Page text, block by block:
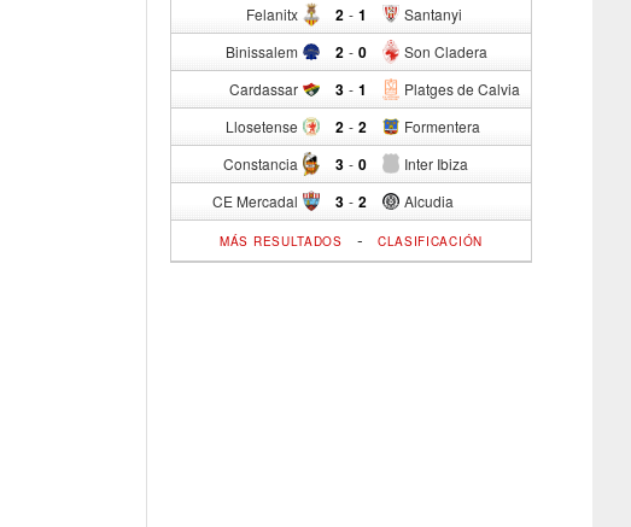
Felanitx 2 - Santanyi
1
Binissalem 2 - Son Cladera
0
Cardassar 3 - Platges de Calvia
1
Llosetense 2 - Formentera
2
Constancia 3 - Inter Ibiza
0
CE Mercadal 3 - Alcudia
2
MÁS RESULTADOS - CLASIFICACIÓN